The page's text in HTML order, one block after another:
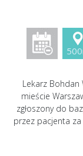
Lekarz
mieście
zgłoszony do
przez pacjenta